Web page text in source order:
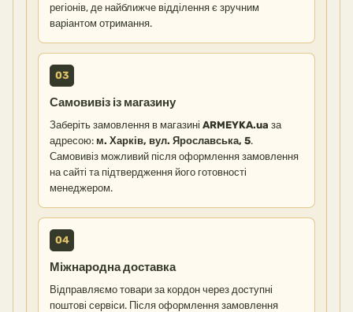
регіонів, де найближче відділення є зручним
варіантом отримання.
03
Самовивіз із магазину
Заберіть замовлення в магазині ARMEYKA.ua за
адресою: м. Харків, вул. Ярославська, 5.
Самовивіз можливий після оформлення замовлення
на сайті та підтвердження його готовності
менеджером.
04
Міжнародна доставка
Відправляємо товари за кордон через доступні
поштові сервіси. Після оформлення замовлення